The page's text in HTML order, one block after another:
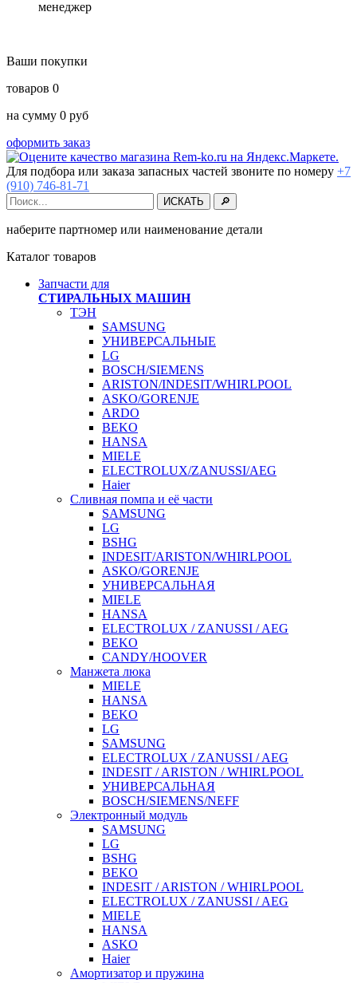
менеджер
Ваши покупки
товаров 0
на сумму 0 руб
оформить заказ
Для подбора или заказа запасных частей звоните по номеру +7
(910) 746-81-71
наберите партномер или наименование детали
Каталог товаров
Запчасти для
СТИРАЛЬНЫХ МАШИН
ТЭН
SAMSUNG
УНИВЕРСАЛЬНЫЕ
LG
BOSCH/SIEMENS
ARISTON/INDESIT/WHIRLPOOL
ASKO/GORENJE
ARDO
BEKO
HANSA
MIELE
ELECTROLUX/ZANUSSI/AEG
Haier
Сливная помпа и её части
SAMSUNG
LG
BSHG
INDESIT/ARISTON/WHIRLPOOL
ASKO/GORENJE
УНИВЕРСАЛЬНАЯ
MIELE
HANSA
ELECTROLUX / ZANUSSI / AEG
BEKO
CANDY/HOOVER
Манжета люка
MIELE
HANSA
BEKO
LG
SAMSUNG
ELECTROLUX / ZANUSSI / AEG
INDESIT / ARISTON / WHIRLPOOL
УНИВЕРСАЛЬНАЯ
BOSCH/SIEMENS/NEFF
Электронный модуль
SAMSUNG
LG
BSHG
BEKO
INDESIT / ARISTON / WHIRLPOOL
ELECTROLUX / ZANUSSI / AEG
MIELE
HANSA
ASKO
Haier
Амортизатор и пружина